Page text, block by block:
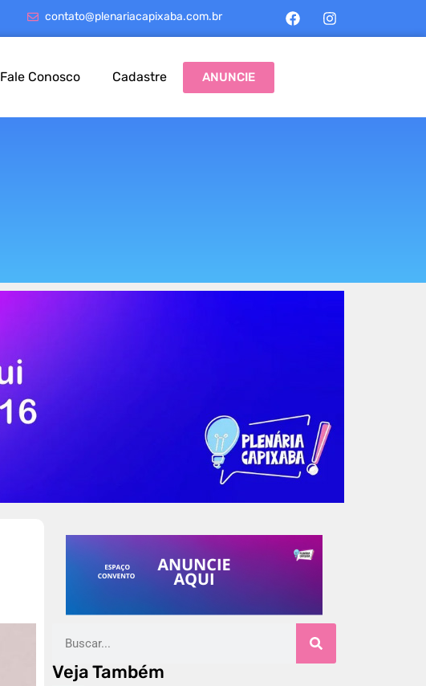
contato@plenariacapixaba.com.br
Fale Conosco Cadastre ANUNCIE
Veja Também